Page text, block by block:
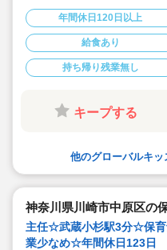
◆年間休日125日
◆子育て期間中は
◆半日有給OKで
◆会社独自の休暇
わずノビノビと働
◆宿舎借上げ制度
◆職員間の人間関
新しい仲間も皆
染めるか不安な
リアチェンジの方
いながら保育をす
◆キャリアアッ
能です！
す！
◆充実の福利厚生
成長し続けられ
年間休日120日以上
給食あり
持ち帰り残業無し
キープする
他のグローバルキ
神奈川県川崎市中原区の
主任☆武蔵小杉駅3分☆保
業少なめ☆年間休日123日